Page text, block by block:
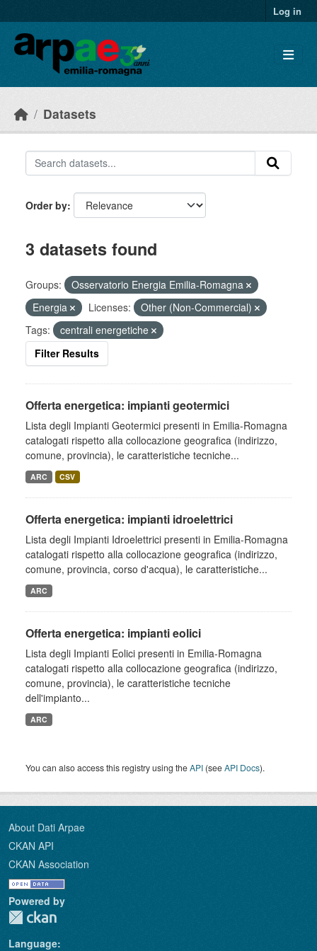
Log in
Datasets
Order by
3 datasets found
Groups:
Osservatorio Energia Emilia-Romagna
Energia
Licenses:
Other (Non-Commercial)
Tags:
centrali energetiche
Filter Results
Offerta energetica: impianti geotermici
Lista degli Impianti Geotermici presenti in Emilia-Romagna
catalogati rispetto alla collocazione geografica (indirizzo,
comune, provincia), le caratteristiche tecniche...
ARC CSV
Offerta energetica: impianti idroelettrici
Lista degli Impianti Idroelettrici presenti in Emilia-Romagna
catalogati rispetto alla collocazione geografica (indirizzo,
comune, provincia, corso d'acqua), le caratteristiche...
ARC
Offerta energetica: impianti eolici
Lista degli Impianti Eolici presenti in Emilia-Romagna
catalogati rispetto alla collocazione geografica (indirizzo,
comune, provincia), le caratteristiche tecniche
dell'impianto...
ARC
You can also access this registry using theAPI (seeAPI Docs).
About Dati Arpae
CKAN API
CKAN Association
Powered by
Language